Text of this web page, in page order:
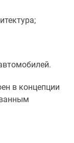
в концепции